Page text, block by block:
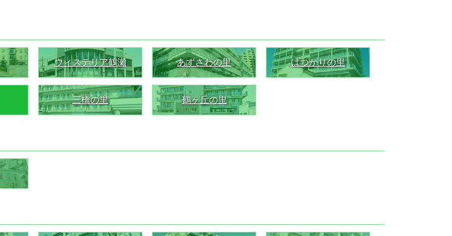
ウィステリア鶴瀬 あずさわの里 はつかりの里
三橋の里 鶴ヶ丘の里